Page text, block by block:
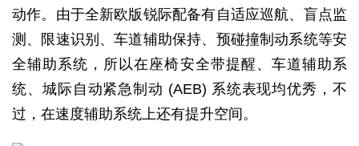
动作。由于全新欧版锐际配备有自适应巡航、盲点监
测、限速识别、车道辅助保持、预碰撞制动系统等安
全辅助系统，所以在座椅安全带提醒、车道辅助系
统、城际自动紧急制动 (AEB) 系统表现均优秀，不
过，在速度辅助系统上还有提升空间。